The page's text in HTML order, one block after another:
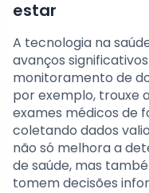
estar
A tecnologia na
avanços
monitoramento de
por exemplo, trouxe
exames médicos de
coletando dados
não só melhora a
de saúde, mas
tomem decisões